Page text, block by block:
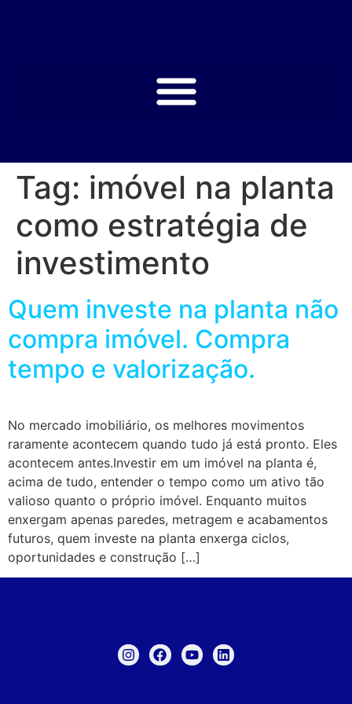
Tag: imóvel na planta
como estratégia de
investimento
Quem investe na planta não
compra imóvel. Compra
tempo e valorização.
No mercado imobiliário, os melhores movimentos
raramente acontecem quando tudo já está pronto. Eles
acontecem antes.Investir em um imóvel na planta é,
acima de tudo, entender o tempo como um ativo tão
valioso quanto o próprio imóvel. Enquanto muitos
enxergam apenas paredes, metragem e acabamentos
futuros, quem investe na planta enxerga ciclos,
oportunidades e construção […]